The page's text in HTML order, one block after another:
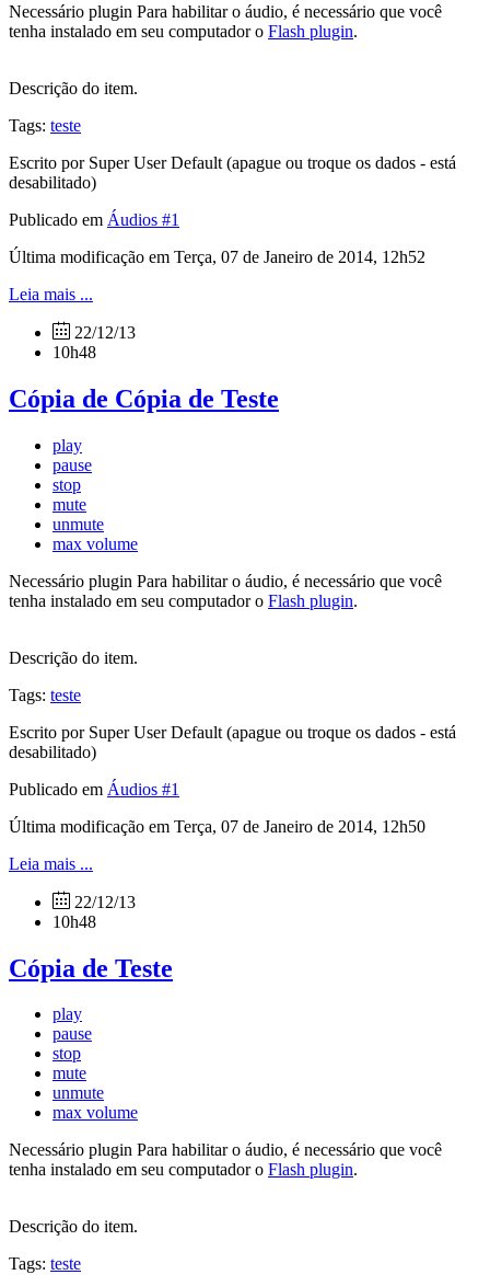
Necessário plugin Para habilitar o áudio, é necessário que você
tenha instalado em seu computador o Flash plugin.
Descrição do item.
Tags: teste
Escrito por Super User Default (apague ou troque os dados - está
desabilitado)
Publicado em Áudios #1
Última modificação em Terça, 07 de Janeiro de 2014, 12h52
Leia mais ...
22/12/13
10h48
Cópia de Cópia de Teste
play
pause
stop
mute
unmute
max volume
Necessário plugin Para habilitar o áudio, é necessário que você
tenha instalado em seu computador o Flash plugin.
Descrição do item.
Tags: teste
Escrito por Super User Default (apague ou troque os dados - está
desabilitado)
Publicado em Áudios #1
Última modificação em Terça, 07 de Janeiro de 2014, 12h50
Leia mais ...
22/12/13
10h48
Cópia de Teste
play
pause
stop
mute
unmute
max volume
Necessário plugin Para habilitar o áudio, é necessário que você
tenha instalado em seu computador o Flash plugin.
Descrição do item.
Tags: teste